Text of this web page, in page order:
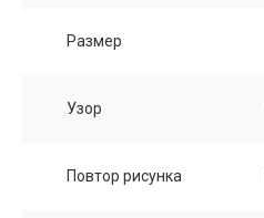
Размер
Узор
Повтор рисунка